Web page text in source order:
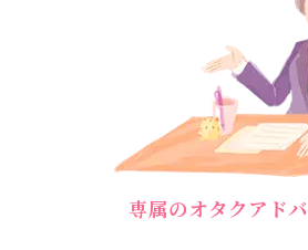
専属のオタクアド